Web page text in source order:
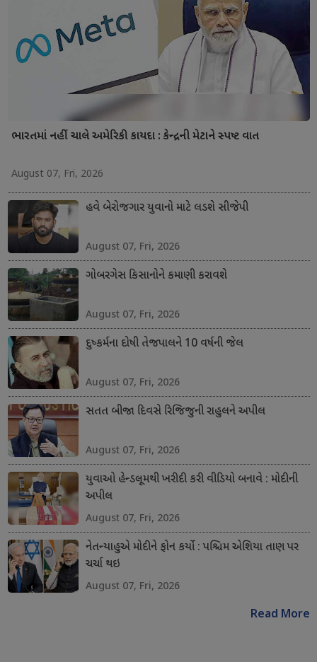
ભારતમાં નહીં ચાલે અમેરિકી કાયદા : કેન્દ્રની મેટાને સ્પષ્ટ વાત
August 07, Fri, 2026
હવે બેરોજગાર યુવાનો માટે લડશે સીજેપી
August 07, Fri, 2026
ગોબરગેસ કિસાનોને કમાણી કરાવશે
August 07, Fri, 2026
દુષ્કર્મના દોષી તેજપાલને 10 વર્ષની જેલ
August 07, Fri, 2026
સતત બીજા દિવસે રિજિજુની રાહુલને અપીલ
August 07, Fri, 2026
યુવાઓ હેન્ડલૂમથી ખરીદી કરી વીડિયો બનાવે : મોદીની
અપીલ
August 07, Fri, 2026
નેતન્યાહુએ મોદીને ફોન કર્યો : પશ્ચિમ એશિયા તાણ પર
ચર્ચા થઇ
August 07, Fri, 2026
Read More